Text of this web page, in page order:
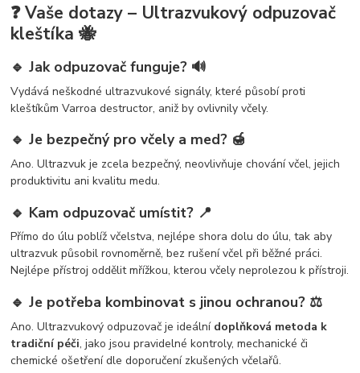
❓ Vaše dotazy – Ultrazvukový odpuzovač
kleštíka 🐝
🔹 Jak odpuzovač funguje? 🔊
Vydává neškodné ultrazvukové signály, které působí proti
kleštíkům Varroa destructor, aniž by ovlivnily včely.
🔹 Je bezpečný pro včely a med? 🍯
Ano. Ultrazvuk je zcela bezpečný, neovlivňuje chování včel, jejich
produktivitu ani kvalitu medu.
🔹 Kam odpuzovač umístit? 📍
Přímo do úlu poblíž včelstva, nejlépe shora dolu do úlu, tak aby
ultrazvuk působil rovnoměrně, bez rušení včel při běžné práci.
Nejlépe přístroj oddělit mřížkou, kterou včely neprolezou k přístroji.
🔹 Je potřeba kombinovat s jinou ochranou? ⚖️
Ano. Ultrazvukový odpuzovač je ideální doplňková metoda k
tradiční péči, jako jsou pravidelné kontroly, mechanické či
chemické ošetření dle doporučení zkušených včelařů.